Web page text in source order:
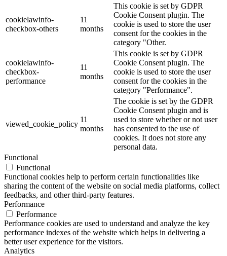
cookielawinfo-
checkbox-others
11
months
This cookie is set by GDPR
Cookie Consent plugin. The
cookie is used to store the user
consent for the cookies in the
category "Other.
cookielawinfo-
checkbox-
performance
11
months
This cookie is set by GDPR
Cookie Consent plugin. The
cookie is used to store the user
consent for the cookies in the
category "Performance".
viewed_cookie_policy
11
months
The cookie is set by the GDPR
Cookie Consent plugin and is
used to store whether or not user
has consented to the use of
cookies. It does not store any
personal data.
Functional
Functional
Functional cookies help to perform certain functionalities like
sharing the content of the website on social media platforms, collect
feedbacks, and other third-party features.
Performance
Performance
Performance cookies are used to understand and analyze the key
performance indexes of the website which helps in delivering a
better user experience for the visitors.
Analytics